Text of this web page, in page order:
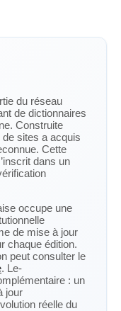
du réseau
de dictionnaires
Construite
sites a acquis
Cette
dans un
occupe une
de mise à jour
chaque édition.
peut consulter le
. Le-
: un
jour
réelle du